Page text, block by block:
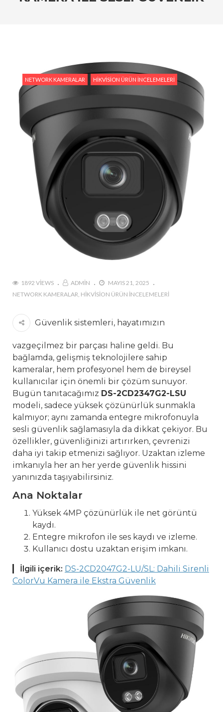
Avantajları
#Hikvision AI Teknolojileri ile Güvenlikte Yeni
Dönem
#Yapay Zeka Destekli Kamera Sistemlerinin
Avantajları
#Hikvision Akıllı Video İzleme: Özellikler ve
Avantajlar
NETWORK KAMERALAR HIKVISION ÜRÜN İNCELEMELERI
1892 VIEWS ADMIN
MAYIS 21, 2025
NETWORK KAMERALAR HIKVISION ÜRÜN İNCELEMELERI
Güvenlik sistemleri, hayatımızın
vazgeçilmez bir parçası haline geldi. Bu
bağlamda, gelişmiş teknolojilere sahip
kameralar, hem profesyonel hem de bireysel
kullanıcılar için önemli bir çözüm sunuyor.
Bugün tanıtacağımız DS-2CD2347G2-LSU
modeli, sadece yüksek çözünürlük sunmakla
kalmıyor; aynı zamanda entegre mikrofonuyla
sesli güvenlik sağlamasıyla da dikkat çekiyor. Bu
özellikler, güvenliğinizi artırırken, çevrenizi
daha iyi takip etmenizi sağlıyor. Uzaktan izleme
imkanıyla her an her yerde güvenlik hissini
yanınızda taşıyabilirsiniz.
Ana Noktalar
Yüksek 4MP çözünürlük ile net görüntü
kaydı.
Entegre mikrofon ile ses kaydı ve izleme.
Kullanıcı dostu uzaktan erişim imkanı.
İlgili içerik: DS-2CD2047G2-LU/SL: Dahili Sirenli
ColorVu Kamera ile Ekstra Güvenlik